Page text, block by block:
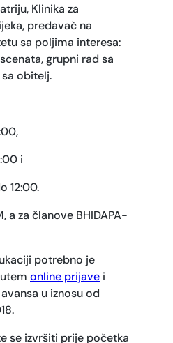
Klinika za
predavač na
sa poljima interesa:
grupni rad sa
obitelj.
i
12:00.
a za članove BHIDAPA-
potrebno je
online prijave i
u iznosu od
se izvršiti prije početka